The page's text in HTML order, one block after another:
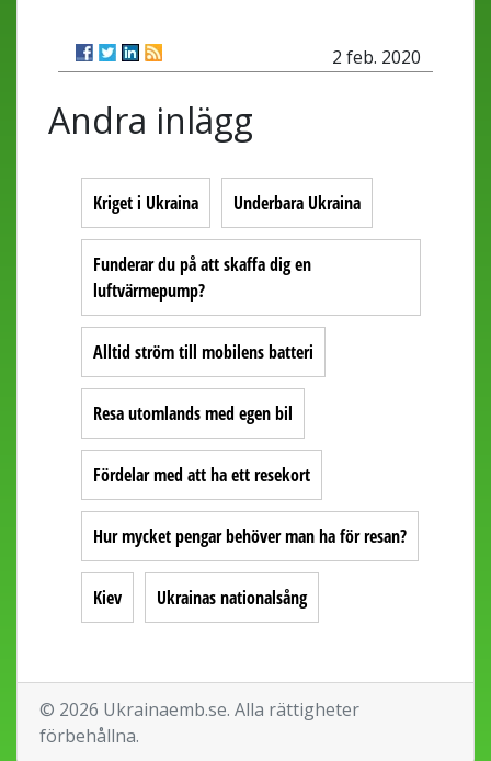
2 feb. 2020
Andra inlägg
Kriget i Ukraina Underbara Ukraina
Funderar du på att skaffa dig en
luftvärmepump?
Alltid ström till mobilens batteri
Resa utomlands med egen bil
Fördelar med att ha ett resekort
Hur mycket pengar behöver man ha för resan?
Kiev Ukrainas nationalsång
© 2026 Ukrainaemb.se. Alla rättigheter
förbehållna.